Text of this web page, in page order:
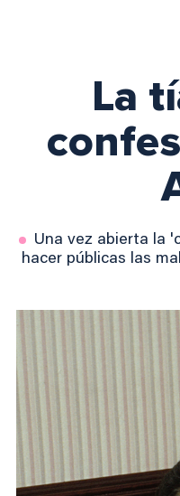
La
Una vez abierta la
hacer públicas las